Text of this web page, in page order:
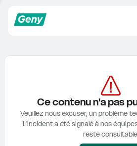
Ce contenu n'a pas
Veuillez nous excuser, un problème
L'incident a été signalé à nos
reste